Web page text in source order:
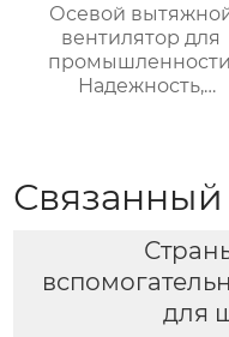
Осевой
вентилятор для
Надежность,
Связанный
для